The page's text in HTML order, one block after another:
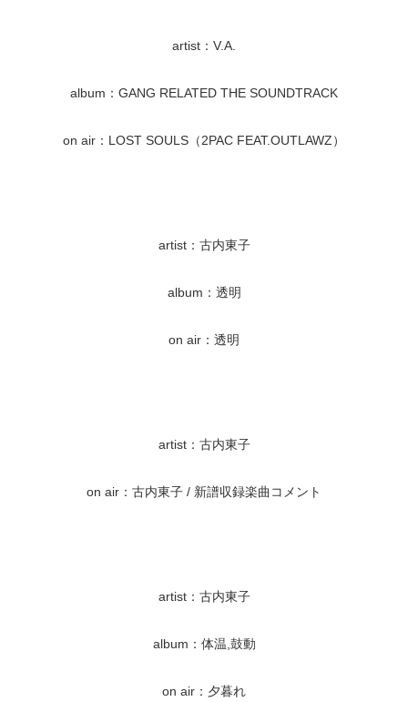
artist：V.A.
album：GANG RELATED THE SOUNDTRACK
on air：LOST SOULS（2PAC FEAT.OUTLAWZ）
artist：古内東子
album：透明
on air：透明
artist：古内東子
on air：古内東子 / 新譜収録楽曲コメント
artist：古内東子
album：体温,鼓動
on air：夕暮れ